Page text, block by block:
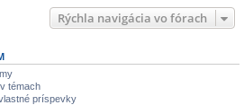
Rýchla navigácia vo fórach
témach
príspevky